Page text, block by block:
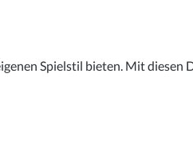
Spielstil bieten. Mit diesen